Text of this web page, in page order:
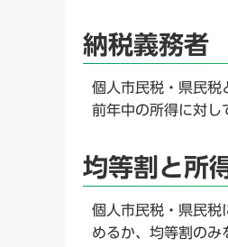
納税義務者
個人市民税・県民税
前年中の所得に対し
均等割と所
個人市民税・県民税
めるか、均等割のみ